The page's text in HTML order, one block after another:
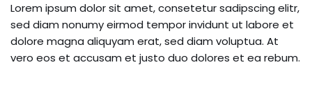
Lorem ipsum dolor sit amet, consetetur sadipscing elitr,
sed diam nonumy eirmod tempor invidunt ut labore et
dolore magna aliquyam erat, sed diam voluptua. At
vero eos et accusam et justo duo dolores et ea rebum.